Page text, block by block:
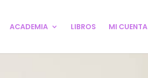
ACADEMIA LIBROS MI CUENTA